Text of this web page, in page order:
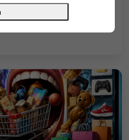
kassieren